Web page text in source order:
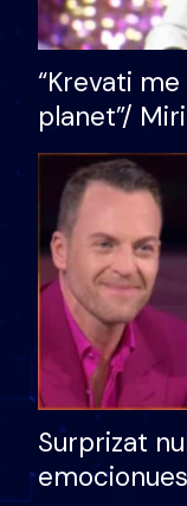
“Krevati
planet”/
bukura në
mungojë
Surprizat